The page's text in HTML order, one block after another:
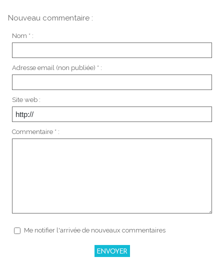
Nouveau commentaire :
Nom * :
Adresse email (non publiée) * :
Site web :
Commentaire * :
Me notifier l'arrivée de nouveaux commentaires